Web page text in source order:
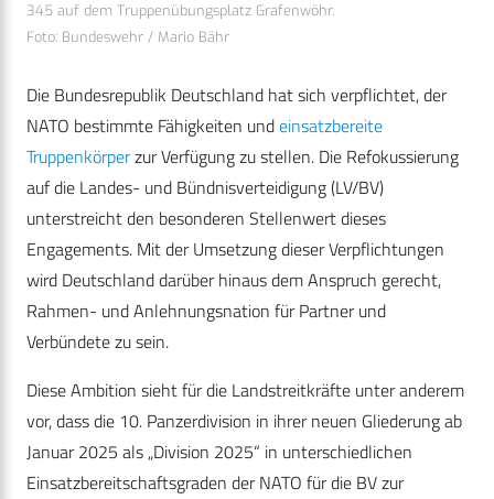
345 auf dem Truppenübungsplatz Grafenwöhr.
Foto: Bundeswehr / Mario Bähr
Die Bundesrepublik Deutschland hat sich verpflichtet, der
NATO bestimmte Fähigkeiten undeinsatzbereite
Truppenkörperzur Verfügung zu stellen. Die Refokussierung
auf die Landes- und Bündnisverteidigung (LV/BV)
unterstreicht den besonderen Stellenwert dieses
Engagements. Mit der Umsetzung dieser Verpflichtungen
wird Deutschland darüber hinaus dem Anspruch gerecht,
Rahmen- und Anlehnungsnation für Partner und
Verbündete zu sein.
Diese Ambition sieht für die Landstreitkräfte unter anderem
vor, dass die 10. Panzerdivision in ihrer neuen Gliederung ab
Januar 2025 als „Division 2025“ in unterschiedlichen
Einsatzbereitschaftsgraden der NATO für die BV zur